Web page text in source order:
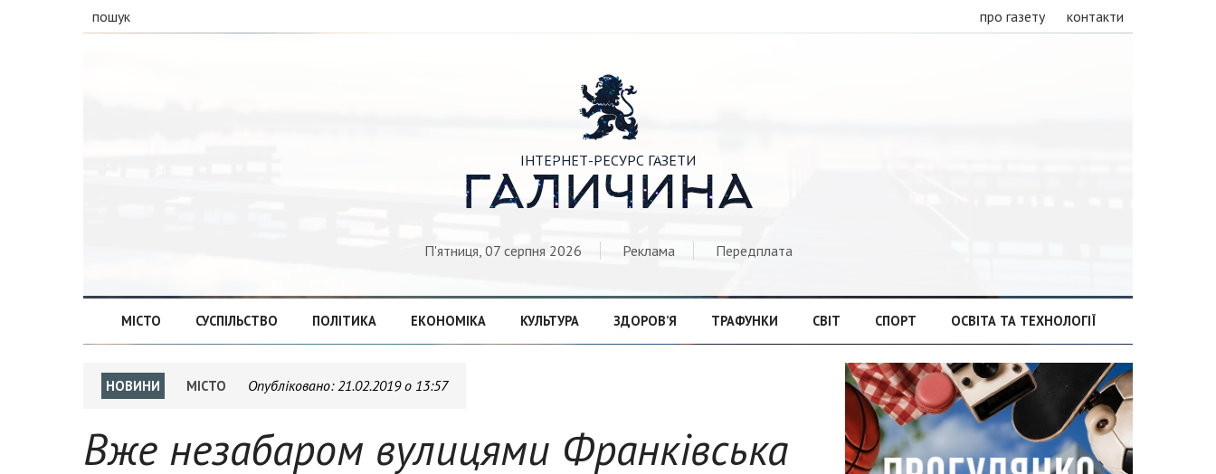
пошук про газету контакти

ІНТЕРНЕТ-РЕСУРС ГАЗЕТИ
ГАЛИЧИНА
П'ятниця, 07 серпня 2026 Реклама Передплата
МІСТО СУСПІЛЬСТВО ПОЛІТИКА ЕКОНОМІКА КУЛЬТУРА ЗДОРОВ’Я ТРАФУНКИ СВІТ СПОРТ ОСВІТА ТА ТЕХНОЛОГІЇ
НОВИНИ МІСТО Опубліковано:21.02.2019 о 13:57
Вже незабаром вулицями Франківська